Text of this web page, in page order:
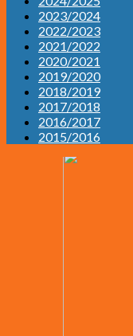
2023/2024
2022/2023
2021/2022
2020/2021
2019/2020
2018/2019
2017/2018
2016/2017
2015/2016